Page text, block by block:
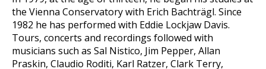
the Vienna Conservatory with Erich Bachträgl. Since
1982 he has performed with Eddie Lockjaw Davis.
Tours, concerts and recordings followed with
musicians such as Sal Nistico, Jim Pepper, Allan
Praskin, Claudio Roditi, Karl Ratzer, Clark Terry,